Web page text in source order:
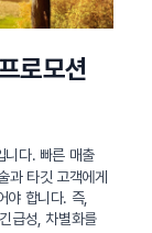
로모션
니다. 빠른 매출
과 타깃 고객에게
야 합니다. 즉,
급성, 차별화를